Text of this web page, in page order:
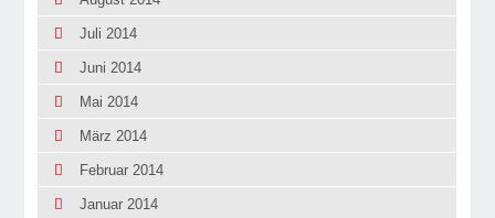
Juli 2014
Juni 2014
Mai 2014
März 2014
Februar 2014
Januar 2014